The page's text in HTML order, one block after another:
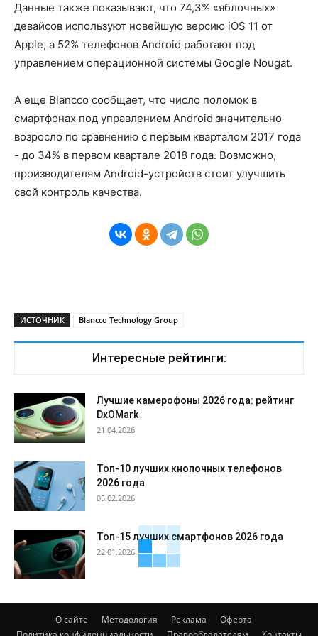
Данные также показывают, что 74,3% «яблочных»
девайсов используют новейшую версию iOS 11 от
Apple, а 52% телефонов Android работают под
управлением операционной системы Google Nougat.
А еще Blancco сообщает, что число поломок в
смартфонах под управлением Android значительно
возросло по сравнению с первым кварталом 2017 года
- до 34% в первом квартале 2018 года. Возможно,
производителям Android-устройств стоит улучшить
свой контроль качества.
ИСТОЧНИК Blancco Technology Group
Интересные рейтинги:
Лучшие камерофоны 2026 года: рейтинг
DxOMark
21.04.2026
Топ-10 лучших кнопочных телефонов
2026 года
05.02.2026
Топ-15 лучших смартфонов 2026 года
22.01.2026
О сайте Методология Реклама
Оферта